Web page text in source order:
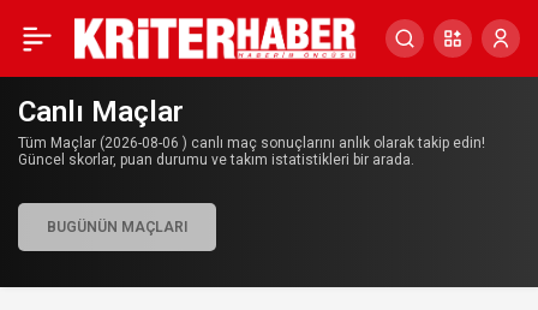
Canlı Maçlar
Tüm Maçlar (2026-08-06 ) canlı maç sonuçlarını anlık olarak takip edin!
Güncel skorlar, puan durumu ve takım istatistikleri bir arada.